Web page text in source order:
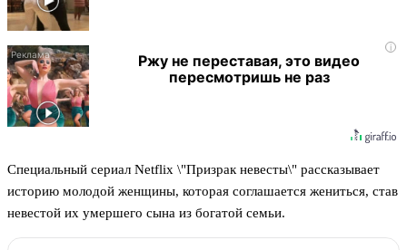
i
Ржу не переставая, это видео
пересмотришь не раз
Специальный сериал Netflix \"Призрак невесты\" рассказывает
историю молодой женщины, которая соглашается жениться, став
невестой их умершего сына из богатой семьи.